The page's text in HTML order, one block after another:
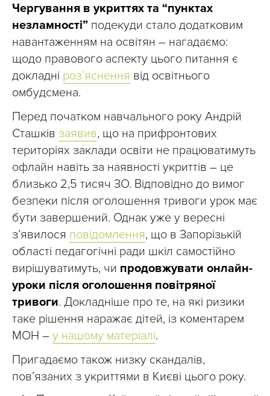
Чергування в укриттях та “пунктах
незламності” подекуди стало додатковим
навантаженням на освітян – нагадаємо:
щодо правового аспекту цього питання є
докладні роз’яснення від освітнього
омбудсмена.
Перед початком навчального року Андрій
Сташків заявив, що на прифронтових
територіях заклади освіти не працюватимуть
офлайн навіть за наявності укриттів – це
близько 2,5 тисяч ЗО. Відповідно до вимог
безпеки після оголошення тривоги урок має
бути завершений. Однак уже у вересні
з’явилося повідомлення, що в Запорізькій
області педагогічні ради шкіл самостійно
вирішуватимуть, чи продовжувати онлайн-
уроки після оголошення повітряної
тривоги. Докладніше про те, на які ризики
таке рішення наражає дітей, із коментарем
МОН – у нашому матеріалі.
Пригадаємо також низку скандалів,
повʼязаних з укриттями в Києві цього року.